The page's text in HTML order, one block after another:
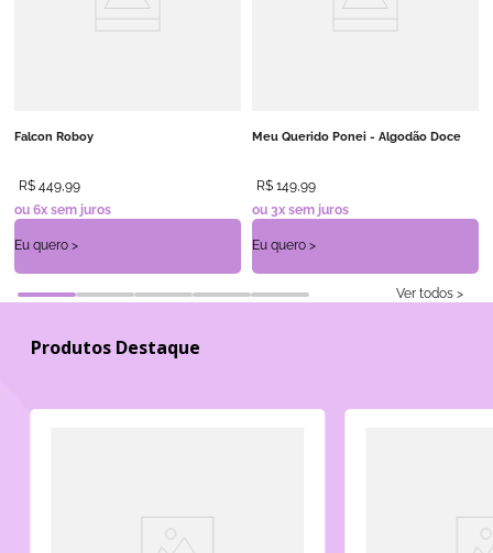
Falcon Roboy
R$ 449,99
ou 6x sem juros
Meu Querido Ponei - Algodão Doce
R$ 149,99
ou 3x sem juros
Ver todos >
Produtos Destaque